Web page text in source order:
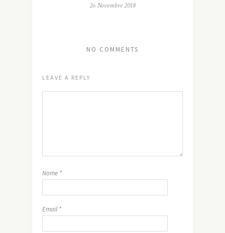
26 Novembre 2018
NO COMMENTS
LEAVE A REPLY
Nome *
Email *